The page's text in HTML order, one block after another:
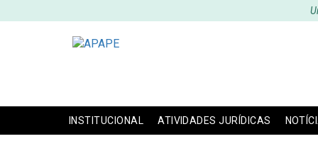
INSTITUCIONAL ATIVIDADES JURÍDICAS